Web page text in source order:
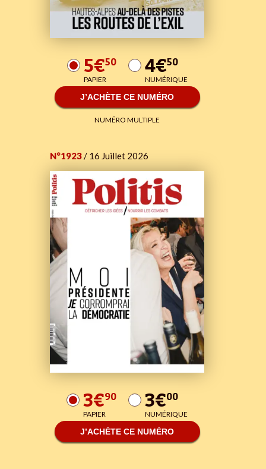
5€50
PAPIER 4€50
NUMÉRIQUE
J’ACHÈTE CE NUMÉRO
NUMÉRO MULTIPLE
N°1923/ 16 Juillet 2026
3€90
PAPIER 3€00
NUMÉRIQUE
J’ACHÈTE CE NUMÉRO